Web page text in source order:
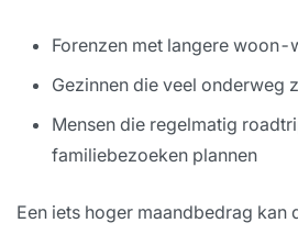
Forenzen met langere woon-
Gezinnen die veel onderweg
Mensen die regelmatig
familiebezoeken plannen
Een iets hoger maandbedrag kan